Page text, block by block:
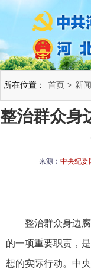
所在位置： 首页 > 新
整治群众身
来源： 中央纪委
整治群众身边
的一项重要职责，
想的实际行动。中